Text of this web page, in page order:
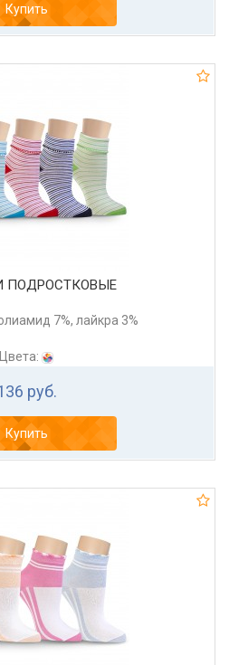
Купить
ПОДРОСТКОВЫЕ
7%, лайкра 3%
Цвета:
руб.
Купить